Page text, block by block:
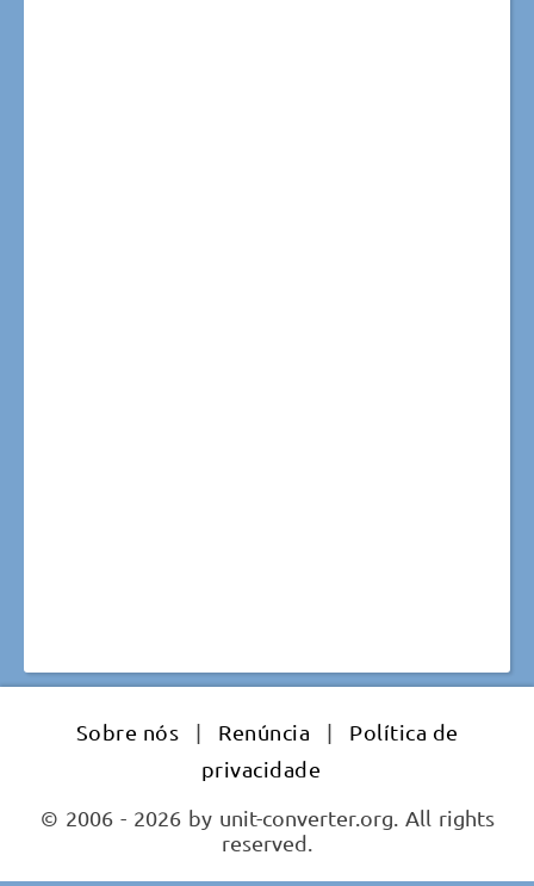
Sobre nós | Renúncia |
Política de
privacidade
© 2006 - 2026 by unit-converter.org. All rights
reserved.